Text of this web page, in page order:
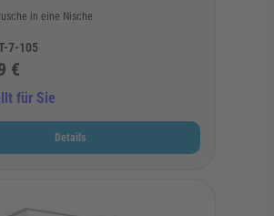
in eine Nische
7-105
€
für Sie
Details